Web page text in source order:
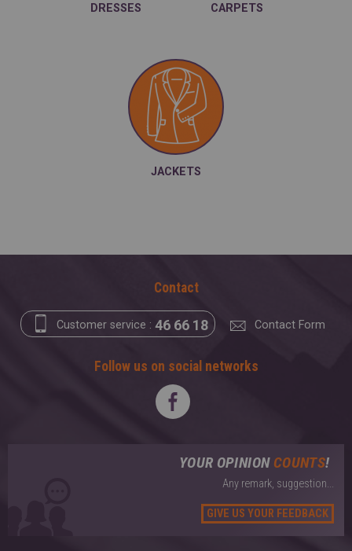
DRESSES CARPETS
JACKETS
Contact
Customer service : 46 66 18 Contact Form
Follow us on social networks
YOUR OPINION COUNTS!
Any remark, suggestion...
GIVE US YOUR FEEDBACK